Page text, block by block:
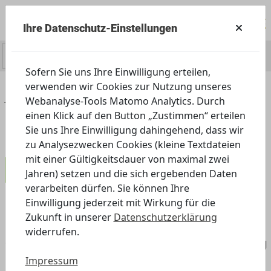
Home Angebot
Außerschulisch
Kindergarten
Medienkompetenz für die Kleinsten
Kindergarten
Medienkompetenz für die Kleinsten –
Grundlagen für den pädagogischen Alltag
Das Modul bietet eine anschauliche Einführung in
Ihre Datenschutz-Einstellungen
Sofern Sie uns Ihre Einwilligung erteilen,
verwenden wir Cookies zur Nutzung unseres
Webanalyse-Tools Matomo Analytics. Durch
einen Klick auf den Button „Zustimmen“ erteilen
Sie uns Ihre Einwilligung dahingehend, dass wir
zu Analysezwecken Cookies (kleine Textdateien
mit einer Gültigkeitsdauer von maximal zwei
Jahren) setzen und die sich ergebenden Daten
verarbeiten dürfen. Sie können Ihre
Einwilligung jederzeit mit Wirkung für die
Zukunft in unserer Datenschutzerklärung
widerrufen.
Impressum